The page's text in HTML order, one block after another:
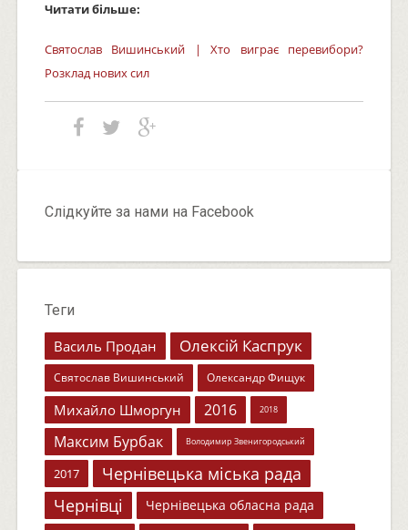
Читати більше:
Святослав Вишинський | Хто виграє перевибори?
Розклад нових сил
Слідкуйте за нами на Facebook
Теги
Василь Продан Олексій Каспрук
Святослав Вишинський Олександр Фищук
Михайло Шморгун 2016 2018
Максим Бурбак Володимир Звенигородський
2017
Чернівецька міська рада
Чернівці
Чернівецька обласна рада